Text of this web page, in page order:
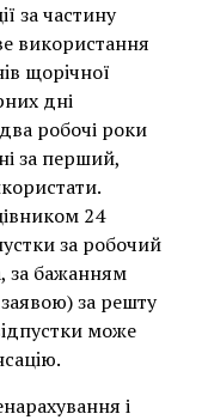
за частину
використання
щорiчної
дні
робочі роки
за перший,
24
за робочий
за бажанням
за решту
може
і